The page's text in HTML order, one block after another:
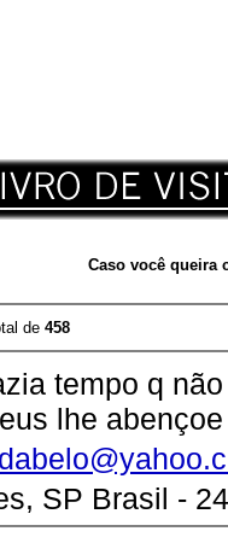
Caso você queira
de 458
tempo q
lhe
SP Brasil -